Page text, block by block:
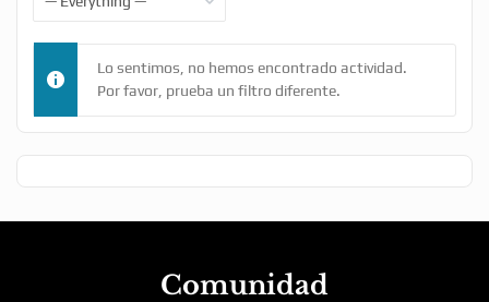
Lo sentimos, no hemos encontrado actividad.
Por favor, prueba un filtro diferente.
Comunidad